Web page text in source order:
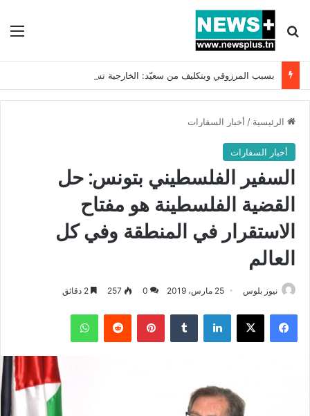
بحث عن
الرئيسية / أخبار السفارات
أخبار السفارات
السفير الفلسطيني بتونس: حل
القضية الفلسطينة هو مفتاح
الاستقرار في المنطقة وفي كل
العالم
نيوز بلوس 25 مارس، 2019 0
257
فيسبوك X لينكدإن بينتيريست واتساب